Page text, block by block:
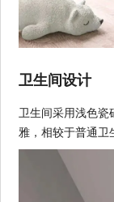
卫生间设计
卫生间采用浅色
雅，相较于普通卫